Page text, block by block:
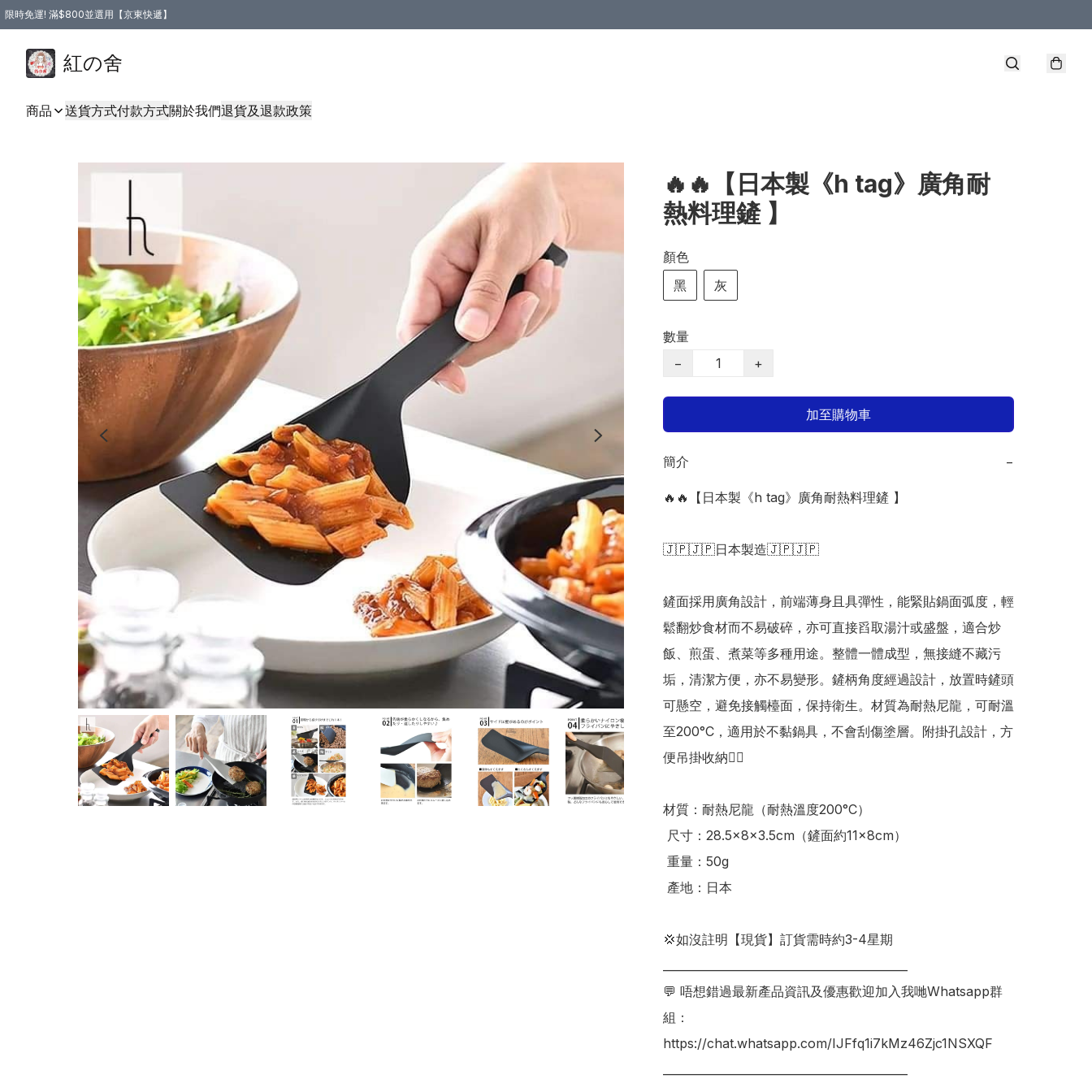
限時免運! 滿$800並選用【京東快遞】
紅の舍
商品 送貨方式付款方式關於我們退貨及退款政策
🔥🔥【日本製《h tag》廣角耐
熱料理鏟 】
顏色
黑
灰
數量
−
+
加至購物車
簡介 −
🔥🔥【日本製《h tag》廣角耐熱料理鏟 】
🇯🇵🇯🇵日本製造🇯🇵🇯🇵
鏟面採用廣角設計，前端薄身且具彈性，能緊貼鍋面弧度，輕
鬆翻炒食材而不易破碎，亦可直接舀取湯汁或盛盤，適合炒
飯、煎蛋、煮菜等多種用途。整體一體成型，無接縫不藏污
垢，清潔方便，亦不易變形。鏟柄角度經過設計，放置時鏟頭
可懸空，避免接觸檯面，保持衛生。材質為耐熱尼龍，可耐溫
至200°C，適用於不黏鍋具，不會刮傷塗層。附掛孔設計，方
便吊掛收納👍🏻
材質：耐熱尼龍（耐熱溫度200°C）
💢如沒註明【現貨】訂貨需時約3-4星期
💬 唔想錯過最新產品資訊及優惠歡迎加入我哋Whatsapp群
組：
https://chat.whatsapp.com/IJFfq1i7kMz46Zjc1NSXQF